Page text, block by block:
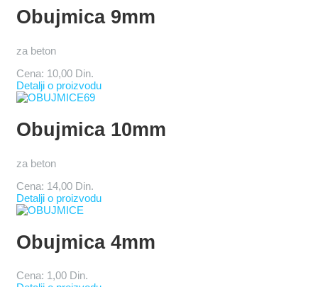
Obujmica 9mm
za beton
Cena: 10,00 Din.
Detalji o proizvodu
Obujmica 10mm
za beton
Cena: 14,00 Din.
Detalji o proizvodu
Obujmica 4mm
Cena: 1,00 Din.